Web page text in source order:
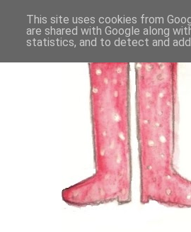
This site uses cookies from
are shared with Google along
statistics, and to detect and